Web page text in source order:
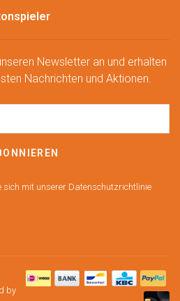
Newsletter an und erhalten
Nachrichten und Aktionen.
sich mit unserer Datenschutzrichtlinie
by